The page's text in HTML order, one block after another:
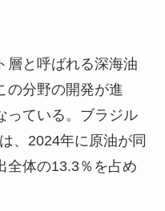
層と呼ばれる深海油
の分野の開発が進
っている。ブラジル
、2024年に原油が同
全体の13.3％を占め